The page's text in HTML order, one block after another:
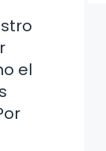
el